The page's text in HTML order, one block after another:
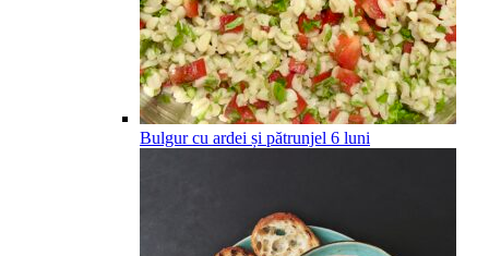
Bulgur cu ardei și pătrunjel 6 luni